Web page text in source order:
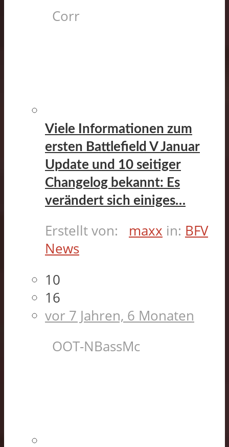
Corr
Viele Informationen zum
ersten Battlefield V Januar
Update und 10 seitiger
Changelog bekannt: Es
verändert sich einiges…
Erstellt von: maxx in: BFV
News
10
16
vor 7 Jahren, 6 Monaten
OOT-NBassMc